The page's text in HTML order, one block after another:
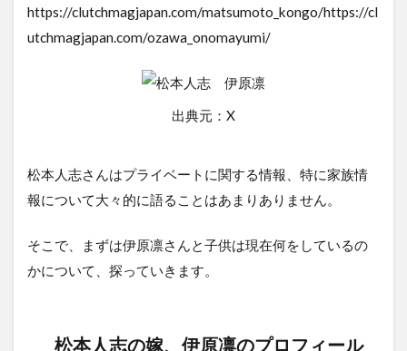
https://clutchmagjapan.com/matsumoto_kongo/https://cl
utchmagjapan.com/ozawa_onomayumi/
出典元：X
松本人志さんはプライベートに関する情報、特に家族情
報について大々的に語ることはあまりありません。
そこで、まずは伊原凛さんと子供は現在何をしているの
かについて、探っていきます。
松本人志の嫁、伊原凛のプロフィール